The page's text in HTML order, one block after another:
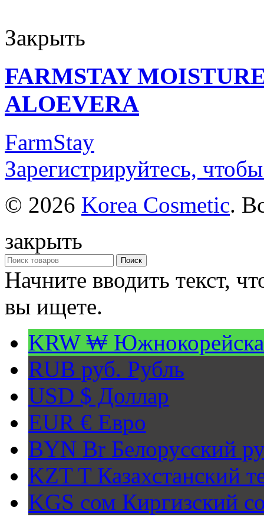
Закрыть
FARMSTAY
ALOEVERA
FarmStay
Зарегистрируйтесь,
© 2026 Korea Cosmetic.
закрыть
Поиск
Начните вводить текст,
вы ищете.
KRW ₩
RUB руб. Рубль
USD $ Доллар
EUR € Евро
BYN Br Белорусский
KZT TКазахстанский
KGS сом Киргизский